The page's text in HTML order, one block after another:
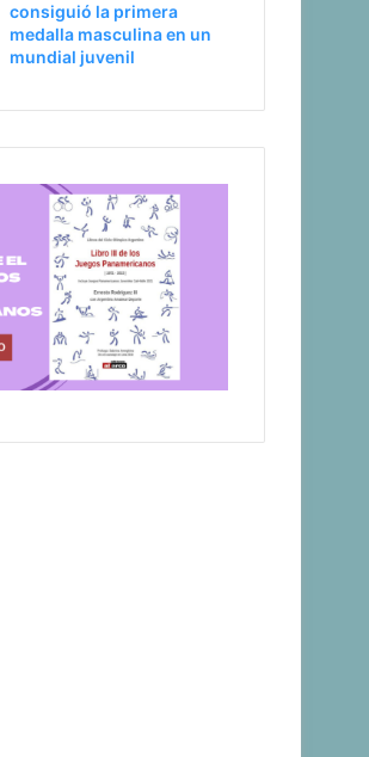
consiguió la primera
medalla masculina en un
mundial juvenil